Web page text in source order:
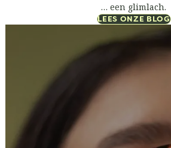
… een glimlach.
LEES ONZE BLOG